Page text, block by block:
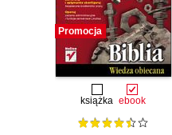
Promocja
książka ebook